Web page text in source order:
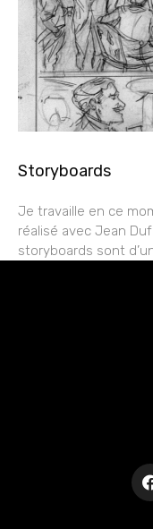
Storyboards
Je travaille en ce
réalisé avec Jean
storyboards sont